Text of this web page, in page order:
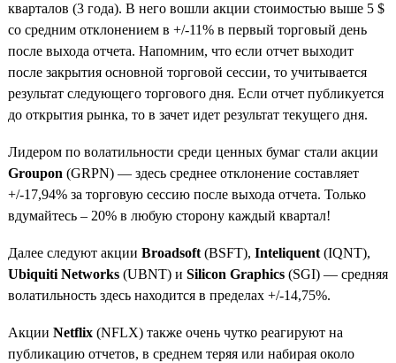
кварталов (3 года). В него вошли акции стоимостью выше 5 $
со средним отклонением в +/-11% в первый торговый день
после выхода отчета. Напомним, что если отчет выходит
после закрытия основной торговой сессии, то учитывается
результат следующего торгового дня. Если отчет публикуется
до открытия рынка, то в зачет идет результат текущего дня.
Лидером по волатильности среди ценных бумаг стали акции
Groupon (GRPN) — здесь среднее отклонение составляет
+/-17,94% за торговую сессию после выхода отчета. Только
вдумайтесь – 20% в любую сторону каждый квартал!
Далее следуют акции Broadsoft (BSFT), Inteliquent(IQNT),
Ubiquiti Networks(UBNT) и Silicon Graphics(SGI) — средняя
волатильность здесь находится в пределах +/-14,75%.
Акции Netflix(NFLX) также очень чутко реагируют на
публикацию отчетов, в среднем теряя или набирая около